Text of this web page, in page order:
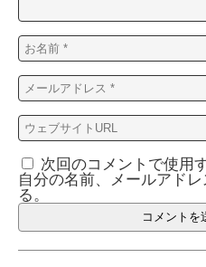
次回のコメントで使用
自分の名前、メールアド
る。